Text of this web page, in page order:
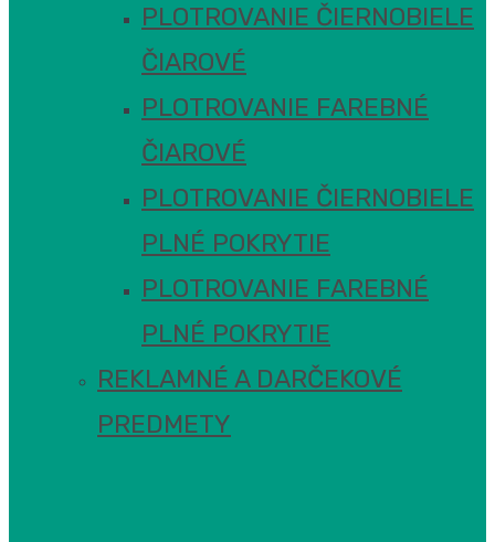
PLOTROVANIE ČIERNOBIELE
ČIAROVÉ
PLOTROVANIE FAREBNÉ
ČIAROVÉ
PLOTROVANIE ČIERNOBIELE
PLNÉ POKRYTIE
PLOTROVANIE FAREBNÉ
PLNÉ POKRYTIE
REKLAMNÉ A DARČEKOVÉ
PREDMETY